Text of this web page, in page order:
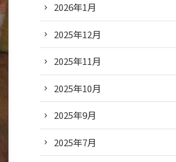
2026年1月
2025年12月
2025年11月
2025年10月
2025年9月
2025年7月